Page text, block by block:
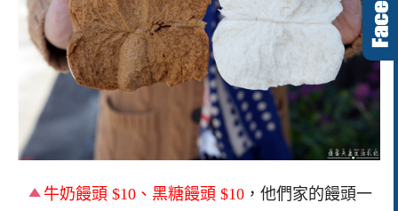
牛奶饅頭 $10、黑糖饅頭 $10 ，他們家的饅頭一